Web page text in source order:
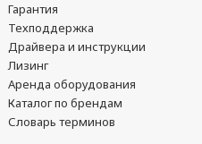
Гарантия
Техподдержка
Драйвера и инструкции
Лизинг
Аренда оборудования
Каталог по брендам
Словарь терминов